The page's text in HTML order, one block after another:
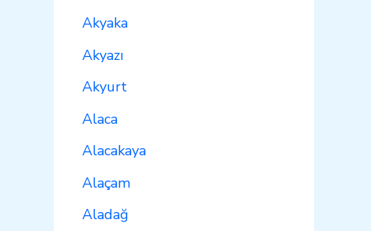
Akyaka
Akyazı
Akyurt
Alaca
Alacakaya
Alaçam
Aladağ